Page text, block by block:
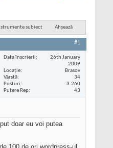
subiect Afișează
#1
Data înscrierii
26th January
2009
Locaţie
Brasov
Vârstă
34
Posturi
3.260
Putere Rep
43
doar eu voi putea